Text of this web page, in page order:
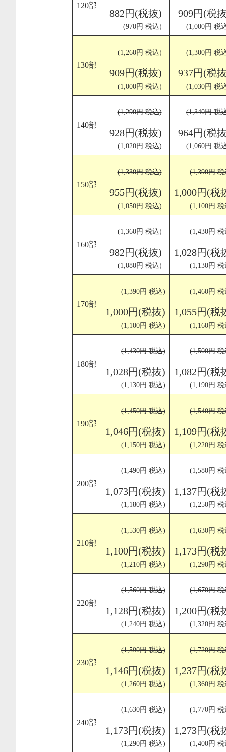
120部
882円(税抜)
(970円 税込)
909円(税
(1,000円 税
130部
(1,260円 税込)
909円(税抜)
(1,000円 税込)
(1,300円 税
937円(税
(1,030円 税
140部
(1,290円 税込)
928円(税抜)
(1,020円 税込)
(1,340円 税
964円(税
(1,060円 税
150部
(1,330円 税込)
955円(税抜)
(1,050円 税込)
(1,390円
1,000円(税
(1,100円
160部
(1,360円 税込)
982円(税抜)
(1,080円 税込)
(1,430円
1,028円(税
(1,130円
170部
(1,390円 税込)
1,000円(税抜)
(1,100円 税込)
(1,460円
1,055円(税
(1,160円
180部
(1,430円 税込)
1,028円(税抜)
(1,130円 税込)
(1,500円
1,082円(税
(1,190円
190部
(1,450円 税込)
1,046円(税抜)
(1,150円 税込)
(1,540円
1,109円(税
(1,220円
200部
(1,490円 税込)
1,073円(税抜)
(1,180円 税込)
(1,580円
1,137円(税
(1,250円
210部
(1,530円 税込)
1,100円(税抜)
(1,210円 税込)
(1,630円
1,173円(税
(1,290円
220部
(1,560円 税込)
1,128円(税抜)
(1,240円 税込)
(1,670円
1,200円(税
(1,320円
230部
(1,590円 税込)
1,146円(税抜)
(1,260円 税込)
(1,720円
1,237円(税
(1,360円
240部
(1,630円 税込)
1,173円(税抜)
(1,290円 税込)
(1,770円
1,273円(税
(1,400円